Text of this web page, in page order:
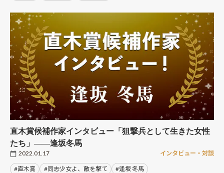
直木賞候補作家インタビュー「狙撃兵として生きた女性
たち」――逢坂冬馬
2022.01.17 インタビュー・対談
#直木賞 #同志少女よ、敵を撃て #逢坂 冬馬